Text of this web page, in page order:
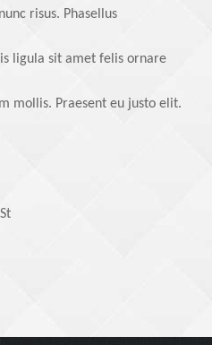
risus. Phasellus
ligula sit amet felis ornare
mollis. Praesent eu justo elit.